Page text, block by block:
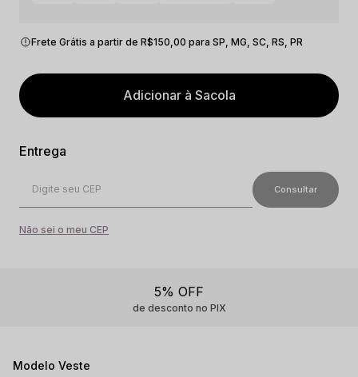
Adicionar à Sacola
Frete Grátis a partir de R$150,00 para SP, MG, SC, RS, PR
Não sei o meu CEP
5% OFF
de desconto no PIX
Modelo Veste